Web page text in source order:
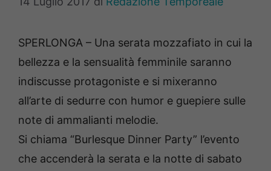
SPERLONGA – Una serata mozzafiato in cui la
bellezza e la sensualità femminile saranno
indiscusse protagoniste e si mixeranno
all’arte di sedurre con humor e guepiere sulle
note di ammalianti melodie.
Si chiama “Burlesque Dinner Party” l’evento
che accenderà la serata e la notte di sabato